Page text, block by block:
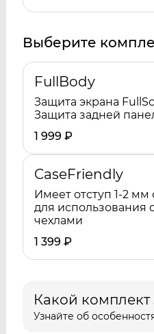
Выберите
FullBody
Защита экрана
Защита задней
1 999 ₽
CaseFriendly
Имеет отступ 1-2 мм
для использования
чехлами
1 399 ₽
Какой
Узнайте об